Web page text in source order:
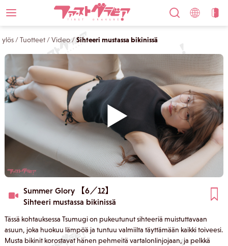
ylös /Tuotteet /Video/Sihteeri mustassa bikinissä
Summer Glory 【6／12】
Sihteeri mustassa bikinissä
Tässä kohtauksessa Tsumugi on pukeutunut sihteeriä muistuttavaan
asuun, joka huokuu lämpöä ja tuntuu valmiilta täyttämään kaikki toiveesi.
Musta bikinit korostavat hänen pehmeitä vartalonlinjojaan, ja pelkkä